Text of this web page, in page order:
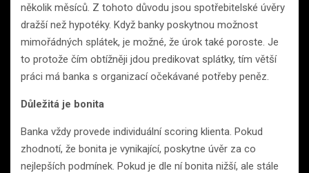
několik měsíců. Z tohoto důvodu jsou spotřebitelské úvěry
dražší než hypotéky. Když banky poskytnou možnost
mimořádných splátek, je možné, že úrok také poroste. Je
to protože čím obtížněji jdou predikovat splátky, tím větší
práci má banka s organizací očekávané potřeby peněz.
Důležitá je bonita
Banka vždy provede individuální scoring klienta. Pokud
zhodnotí, že bonita je vynikající, poskytne úvěr za co
nejlepších podmínek. Pokud je dle ní bonita nižší, ale stále